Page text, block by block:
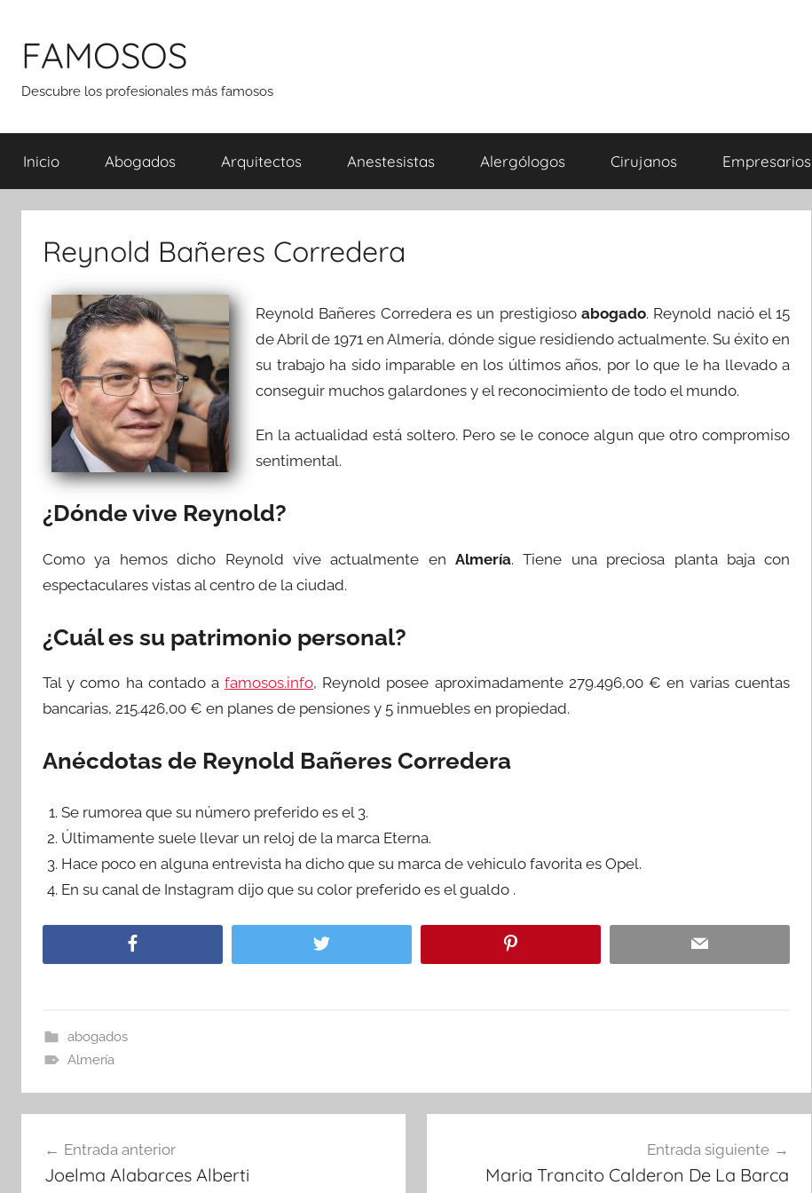
contenido
FAMOSOS
Descubre los profesionales más famosos
Inicio Abogados Arquitectos Anestesistas Alergólogos Cirujanos Empresarios
Reynold Bañeres Corredera
Reynold Bañeres Corredera es un prestigiosoabogado. Reynold nació el 15
de Abril de 1971 en Almería, dónde sigue residiendo actualmente. Su éxito en
su trabajo ha sido imparable en los últimos años, por lo que le ha llevado a
conseguir muchos galardones y el reconocimiento de todo el mundo.
En la actualidad está soltero. Pero se le conoce algun que otro compromiso
sentimental.
¿Dónde vive Reynold?
Como ya hemos dicho Reynold vive actualmente enAlmería. Tiene una preciosa planta baja con
espectaculares vistas al centro de la ciudad.
¿Cuál es su patrimonio personal?
Tal y como ha contado afamosos.info, Reynold posee aproximadamente 279.496,00 € en varias cuentas
bancarias, 215.426,00 € en planes de pensiones y 5 inmuebles en propiedad.
Anécdotas de Reynold Bañeres Corredera
Se rumorea que su número preferido es el 3.
Últimamente suele llevar un reloj de la marca Eterna.
Hace poco en alguna entrevista ha dicho que su marca de vehiculo favorita es Opel.
En su canal de Instagram dijo que su color preferido es el gualdo .
abogados
Almería
de
Entrada anterior
Joelma Alabarces Alberti
Entrada siguiente
Maria Trancito Calderon De La Barca